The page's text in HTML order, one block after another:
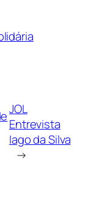
JOL
Entrevista
Iago da Silva
→